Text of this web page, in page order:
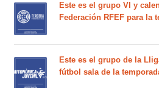
Este es el grupo VI y
Federación RFEF para la
Este es el grupo de la
fútbol sala de la